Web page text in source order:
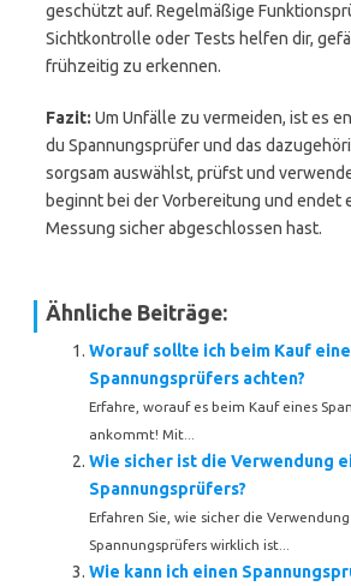
geschützt auf. Regelmäßige
Sichtkontrolle oder Tests helfen dir,
frühzeitig zu erkennen.
Fazit: Um Unfälle zu vermeiden, ist es
du Spannungsprüfer und das
sorgsam auswählst, prüfst und
beginnt bei der Vorbereitung und endet
Messung sicher abgeschlossen hast.
Ähnliche Beiträge:
Worauf sollte ich beim Kauf
Spannungsprüfers achten?
Erfahre, worauf es beim Kauf eines
ankommt! Mit...
Wie sicher ist die Verwendung
Spannungsprüfers?
Erfahren Sie, wie sicher die
Spannungsprüfers wirklich ist...
Wie kann ich einen